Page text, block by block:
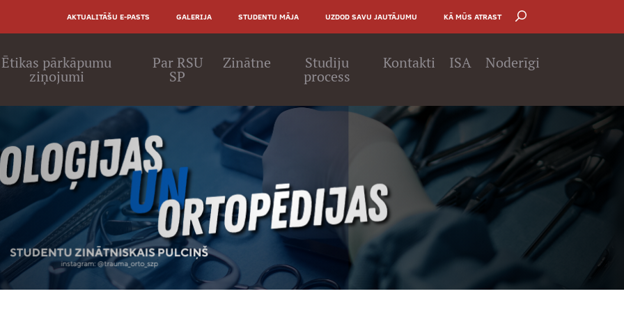
AUGŠĒJĀ
IZVĒLNE
AKTUALITĀŠU E-PASTS GALERIJA STUDENTU MĀJA UZDOD SAVU JAUTĀJUMU KĀ MŪS ATRAST
Ētikas pārkāpumu
ziņojumi
Par RSU
SP
Zinātne Studiju
process
Kontakti ISA Noderīgi